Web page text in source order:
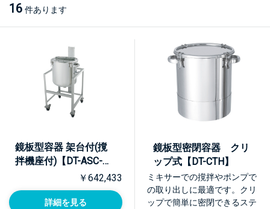
16 件あります
鏡板型容器 架台付(撹
拌機座付)【DT-ASC-
￥642,433
詳細を見る
鏡板型密閉容器 クリ
ップ式【DT-CTH】
ミキサーでの撹拌やポンプで
の取り出しに最適です。クリ
ップで簡単に密閉できるステ